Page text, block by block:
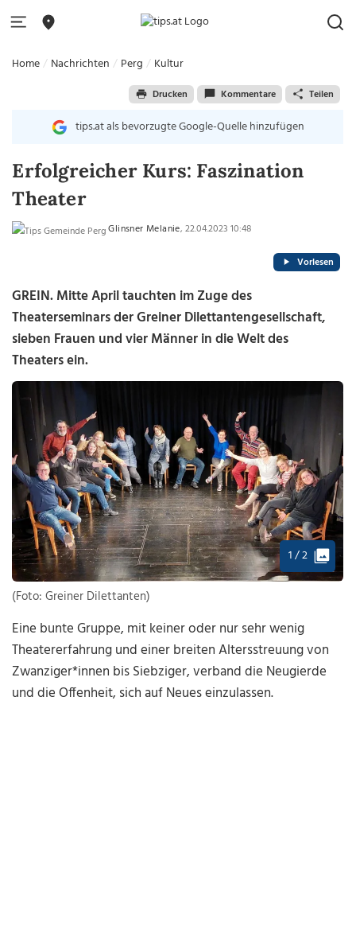
Home Nachrichten Perg Kultur
Drucken Kommentare Teilen
tips.at als bevorzugte Google-Quelle hinzufügen
Erfolgreicher Kurs: Faszination
Theater
Glinsner Melanie, 22.04.2023 10:48
Vorlesen
GREIN. Mitte April tauchten im Zuge des
Theaterseminars der Greiner Dilettantengesellschaft,
sieben Frauen und vier Männer in die Welt des
Theaters ein.
1 / 2
(Foto: Greiner Dilettanten)
Eine bunte Gruppe, mit keiner oder nur sehr wenig
Theatererfahrung und einer breiten Altersstreuung von
Zwanziger*innen bis Siebziger, verband die Neugierde
und die Offenheit, sich auf Neues einzulassen.